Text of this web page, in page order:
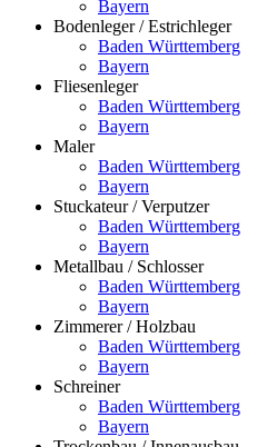
Bayern
Bodenleger / Estrichleger
Baden Württemberg
Bayern
Fliesenleger
Baden Württemberg
Bayern
Maler
Baden Württemberg
Bayern
Stuckateur / Verputzer
Baden Württemberg
Bayern
Metallbau / Schlosser
Baden Württemberg
Bayern
Zimmerer / Holzbau
Baden Württemberg
Bayern
Schreiner
Baden Württemberg
Bayern